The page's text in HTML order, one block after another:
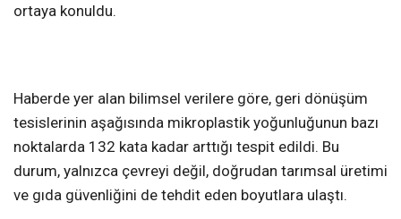
ortaya konuldu.
Haberde yer alan bilimsel verilere göre, geri dönüşüm
tesislerinin aşağısında mikroplastik yoğunluğunun bazı
noktalarda 132 kata kadar arttığı tespit edildi. Bu
durum, yalnızca çevreyi değil, doğrudan tarımsal üretimi
ve gıda güvenliğini de tehdit eden boyutlara ulaştı.